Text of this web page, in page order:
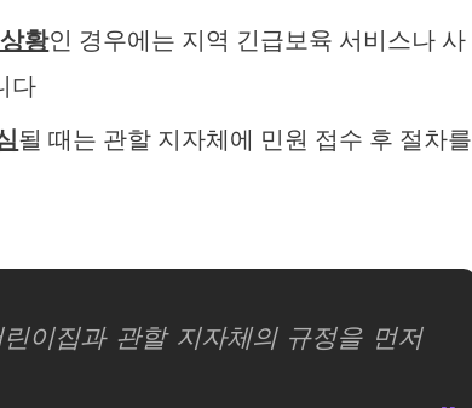
황인 경우에는 지역 긴급보육 서비스나 사
다
될 때는 관할 지자체에 민원 접수 후 절차를
이집과 관할 지자체의 규정을 먼저